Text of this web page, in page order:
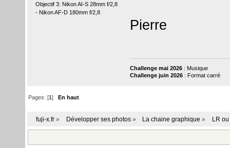
Objectif 3: Nikon AI-S 28mm f/2,8
- Nikon AF-D 180mm f/2,8
Pierre
Challenge mai 2026: Musique
Challenge juin 2026: Format carré
Pages: [1]En haut
fuji-x.fr » Développer ses photos» La chaine graphique » LR